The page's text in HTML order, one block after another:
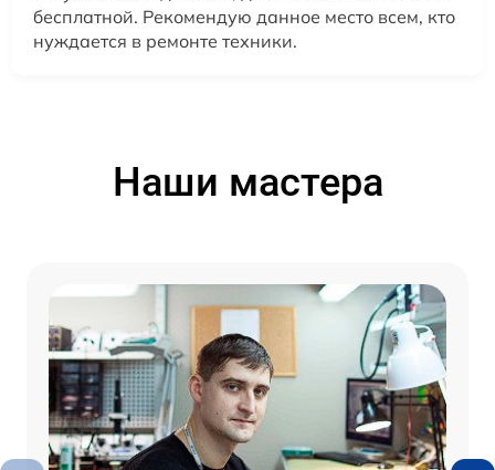
бесплатной. Рекомендую данное место всем, кто
нуждается в ремонте техники.
Наши мастера